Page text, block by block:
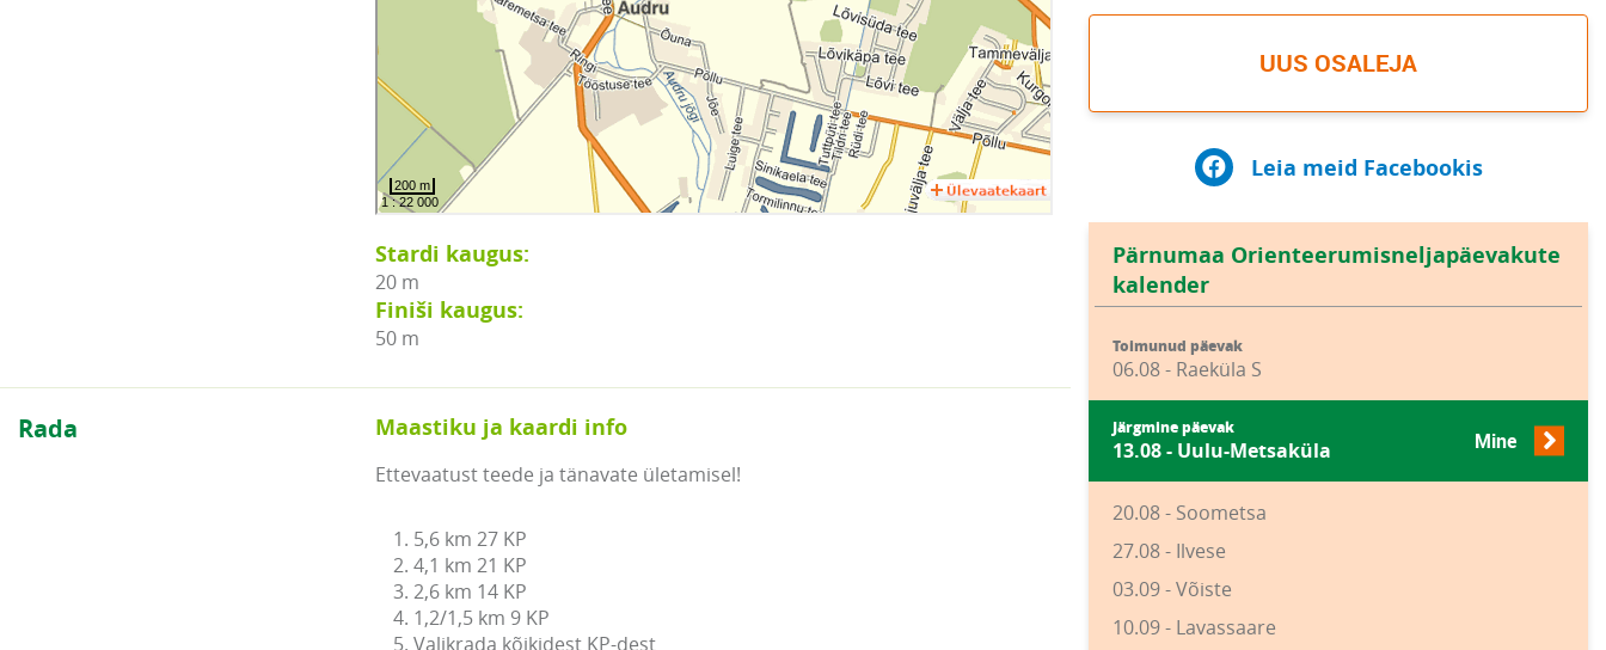
Stardi kaugus:
20 m
Finiši kaugus:
50 m
Rada Maastiku ja kaardi info
Ettevaatust teede ja tänavate ületamisel!
1. 5,6 km 27 KP
2. 4,1 km 21 KP
3. 2,6 km 14 KP
4. 1,2/1,5 km 9 KP
5. Valikrada kõikidest KP-dest
UUS OSALEJA
Leia meid Facebookis
Pärnumaa Orienteerumisneljapäevakute
kalender
Toimunud päevak
06.08 - Raeküla S
Järgmine päevak
13.08 - Uulu-Metsaküla Mine
20.08 - Soometsa
27.08 - Ilvese
03.09 - Võiste
10.09 - Lavassaare